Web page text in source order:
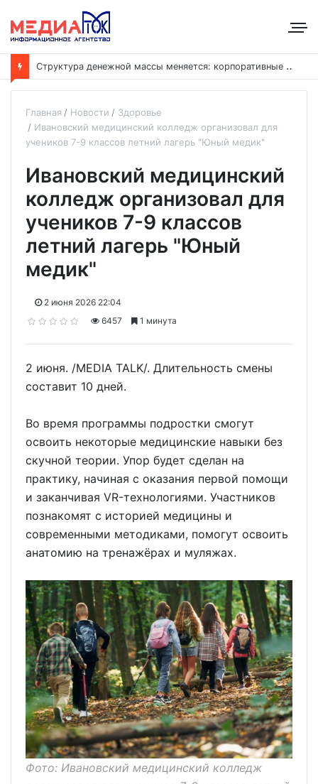
С
труктура денежной массы меняется: корпоративные депозиты обогнали вклады населения
Главная Новости
Здоровье
Ивановский медицинский колледж организовал для
учеников 7-9 классов летний лагерь "Юный медик"
Ивановский медицинский
колледж организовал для
учеников 7-9 классов
летний лагерь "Юный
медик"
2 июня 2026 22:04
6457
1 минута
2 июня. /MEDIA TALK/. Длительность смены
составит 10 дней.
Во время программы подростки смогут
освоить некоторые медицинские навыки без
скучной теории. Упор будет сделан на
практику, начиная с оказания первой помощи
и заканчивая VR-технологиями. Участников
познакомят с историей медицины и
современными методиками, помогут освоить
анатомию на тренажёрах и муляжах.
Фото: Ивановский медицинский колледж